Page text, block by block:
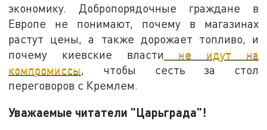
экономику. Добропорядочные граждане в
Европе не понимают, почему в магазинах
растут цены, а также дорожает топливо, и
почему киевские власти не идут на
компромиссы , чтобы сесть за стол
переговоров с Кремлем.
Уважаемые читатели "Царьграда"!